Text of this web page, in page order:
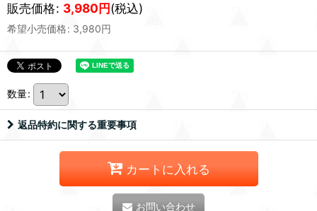
販売価格: 3,980円(税込)
希望小売価格: 3,980円
数量:
返品特約に関する重要事項
カートに入れる
お問い合わせ